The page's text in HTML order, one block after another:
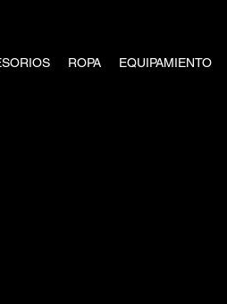
ROPA EQUIPAMIENTO